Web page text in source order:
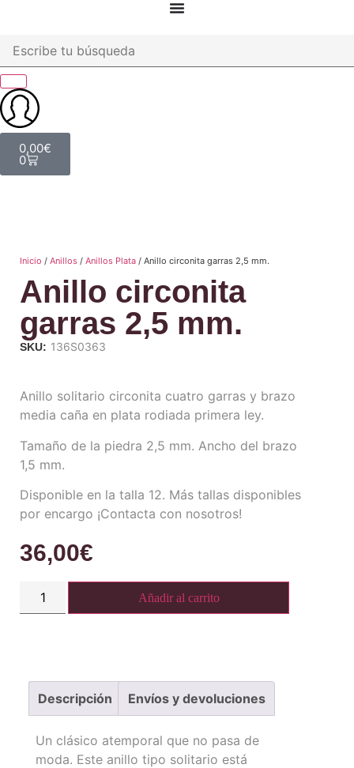
0,00€
0
Inicio / Anillos / Anillos Plata / Anillo circonita garras 2,5 mm.
Anillo circonita
garras 2,5 mm.
SKU: 136S0363
Anillo solitario circonita cuatro garras y brazo
media caña en plata rodiada primera ley.
Tamaño de la piedra 2,5 mm. Ancho del brazo
1,5 mm.
Disponible en la talla 12. Más tallas disponibles
por encargo ¡Contacta con nosotros!
36,00€
Añadir al carrito
Descripción Envíos y devoluciones
Un clásico atemporal que no pasa de
moda. Este anillo tipo solitario está